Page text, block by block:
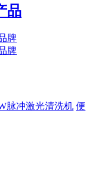
品
牌
牌
脉冲激光清洗机 便